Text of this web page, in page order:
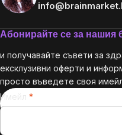
Абонирайте се за нашия
и получавайте съвети за
ексклузивни оферти и
просто въведете своя
Имейл